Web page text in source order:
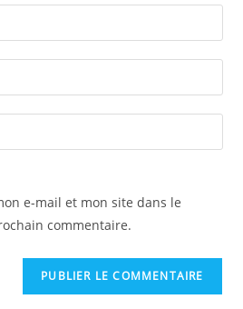
e-mail et mon site dans le
commentaire.